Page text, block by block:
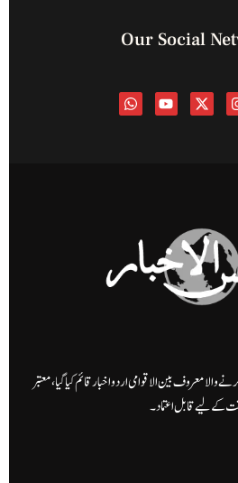
Our Social
والا معروف بین الاقوامی اردو اخبار قائم کیا گیا، معتبر
کے لیے قابل اعتماد۔